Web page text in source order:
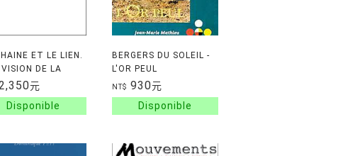
ET LE LIEN.
DE LA
NEGRIERE
元
BERGERS DU SOLEIL -
L'OR PEUL
NT$ 930元